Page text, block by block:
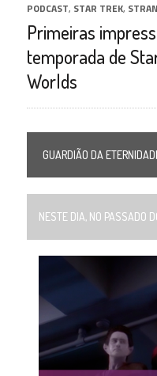
PODCAST, STAR TREK,
Primeiras
temporada de
Worlds
GUARDIÃO DA
NESTE DIA, NO PASSADO